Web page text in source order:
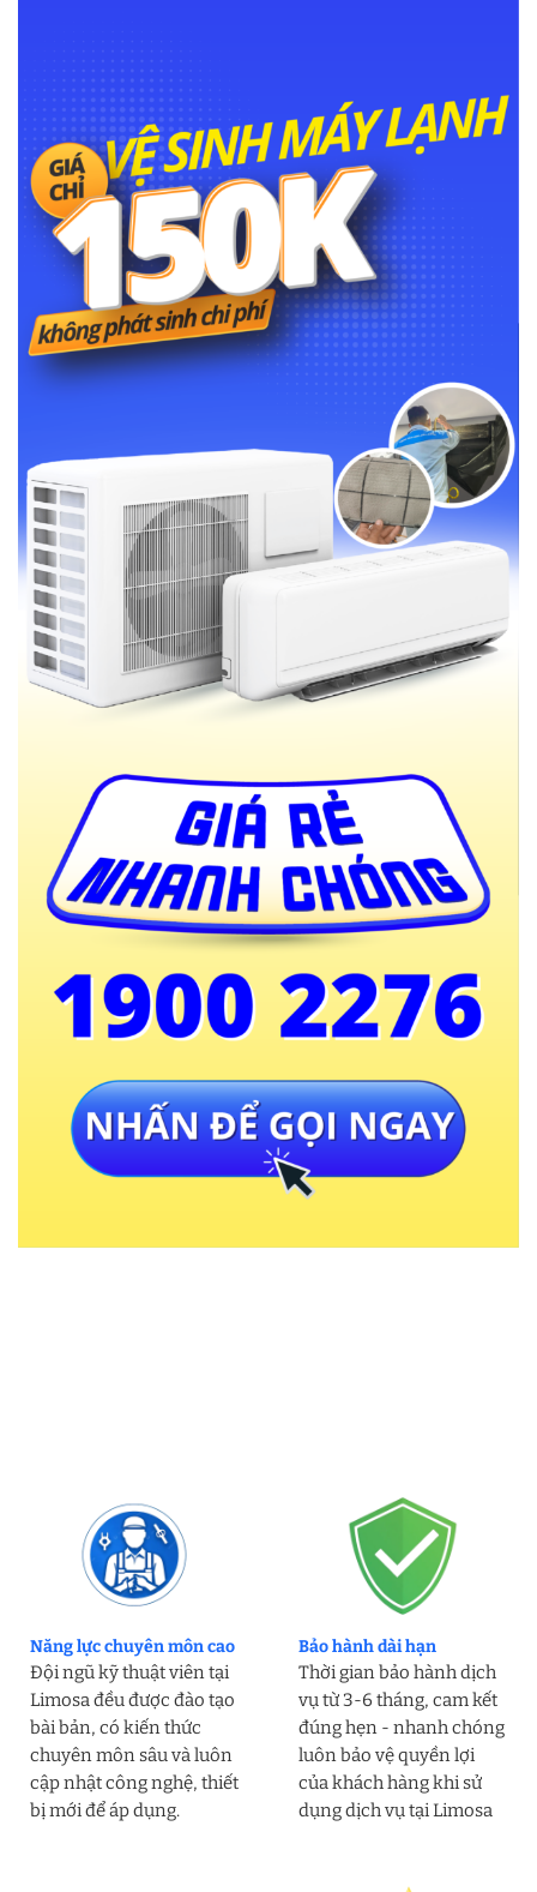
Năng lực chuyên môn cao
Đội ngũ kỹ thuật viên tại
Limosa đều được đào tạo
bài bản, có kiến thức
chuyên môn sâu và luôn
cập nhật công nghệ, thiết
bị mới để áp dụng.
Bảo hành dài hạn
Thời gian bảo hành dịch
vụ từ 3-6 tháng, cam kết
đúng hẹn - nhanh chóng
luôn bảo vệ quyền lợi
của khách hàng khi sử
dụng dịch vụ tại Limosa